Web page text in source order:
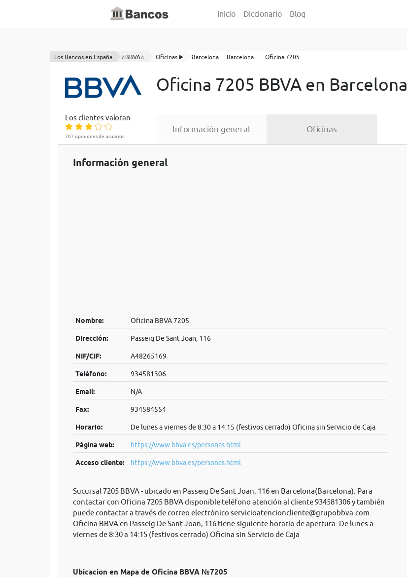
Inicio Diccionario Blog
Los Bancos en España ⭐BBVA⭐ Oficinas ▶️ Barcelona Barcelona Oficina 7205
Oficina 7205 BBVA en Barcelona
Los clientes valoran
707 opiniones de usuarios
Información general Oficinas
Información general
Nombre: Oficina BBVA 7205
Dirección: Passeig De Sant Joan, 116
NIF/CIF: A48265169
Teléfono: 934581306
Email: N/A
Fax: 934584554
Horario: De lunes a viernes de 8:30 a 14:15 (festivos cerrado) Oficina sin Servicio de Caja
Página web: https://www.bbva.es/personas.html
Acceso cliente: https://www.bbva.es/personas.html
Sucursal 7205 BBVA - ubicado en Passeig De Sant Joan, 116 en Barcelona(Barcelona). Para
contactar con Oficina 7205 BBVA disponible teléfono atención al cliente 934581306 y también
puede contactar a través de correo electrónico servicioatencioncliente@grupobbva.com
Oficina BBVA en Passeig De Sant Joan, 116 tiene siguiente horario de apertura. De lunes a
viernes de 8:30 a 14:15 (festivos cerrado) Oficina sin Servicio de Caja
Ubicacion en Mapa de Oficina BBVA №7205